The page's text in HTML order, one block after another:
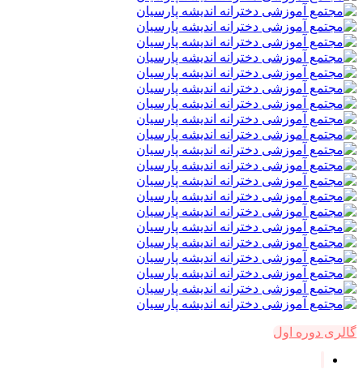
گالری دوره اول